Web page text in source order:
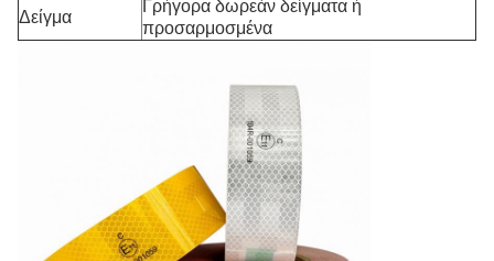
Δείγμα
Γρήγορα δωρεάν δείγματα ή
προσαρμοσμένα